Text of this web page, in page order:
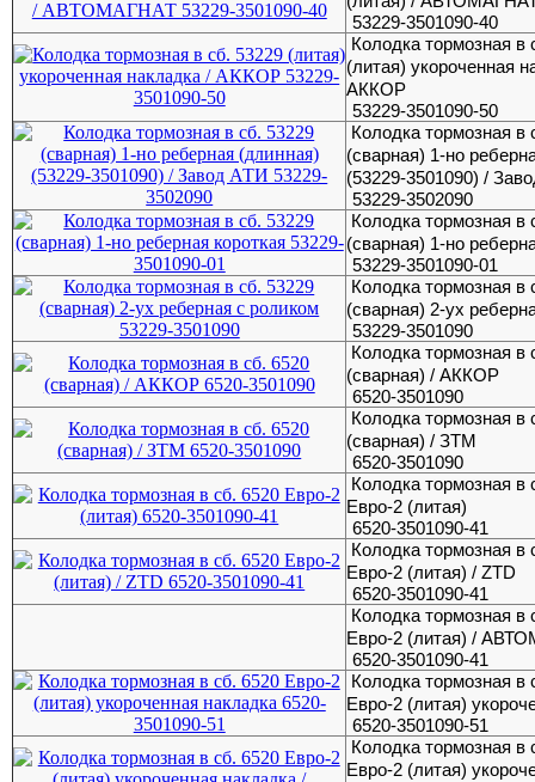
53229-3501090-40
Колодка тормозная в
(литая) укороченная
АККОР
53229-3501090-50
Колодка тормозная в
(сварная) 1-но
(53229-3501090) /
53229-3502090
Колодка тормозная в
(сварная) 1-но
53229-3501090-01
Колодка тормозная в
(сварная) 2-ух
53229-3501090
Колодка тормозная в
(сварная) / АККОР
6520-3501090
Колодка тормозная в
(сварная) / ЗТМ
6520-3501090
Колодка тормозная в
Евро-2 (литая)
6520-3501090-41
Колодка тормозная в
Евро-2 (литая) / ZTD
6520-3501090-41
Колодка тормозная в
Евро-2 (литая) /
6520-3501090-41
Колодка тормозная в
Евро-2 (литая)
6520-3501090-51
Колодка тормозная в
Евро-2 (литая)